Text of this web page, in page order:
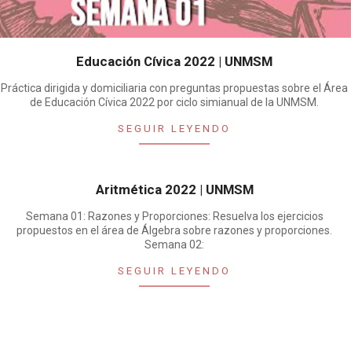
Educación Cívica 2022 | UNMSM
Práctica dirigida y domiciliaria con preguntas propuestas sobre el Área
de Educación Cívica 2022 por ciclo simianual de la UNMSM.
SEGUIR LEYENDO
Aritmética 2022 | UNMSM
Semana 01: Razones y Proporciones: Resuelva los ejercicios
propuestos en el área de Álgebra sobre razones y proporciones.
Semana 02:
SEGUIR LEYENDO